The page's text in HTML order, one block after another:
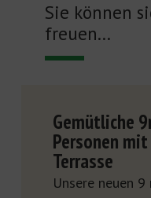
Sie können
freuen...
Gemütliche
Personen
Terrasse
Unsere neuen